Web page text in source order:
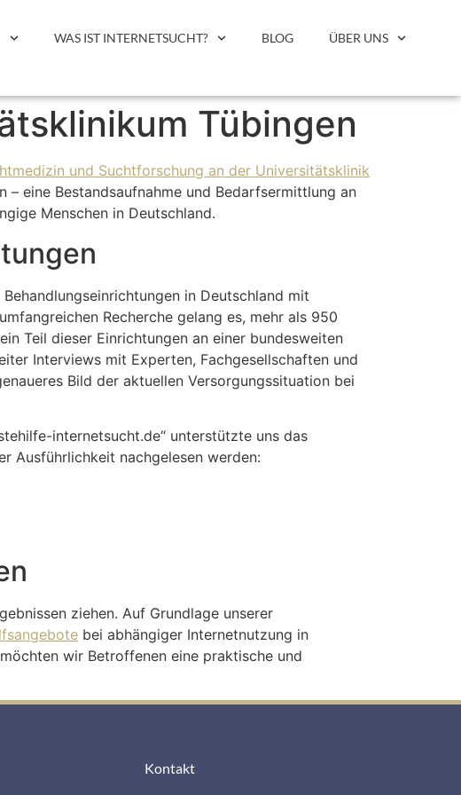
WAS IST INTERNETSUCHT? BLOG ÜBER UNS
Tübingen
und Suchtforschung an der Universitätsklinik
eine Bestandsaufnahme und Bedarfsermittlung an
Menschen in Deutschland.
in Deutschland mit
Recherche gelang es, mehr als 950
Teil dieser Einrichtungen an einer bundesweiten
Interviews mit Experten, Fachgesellschaften und
Bild der aktuellen Versorgungssituation bei
internetsucht.de“ unterstützte uns das
Ausführlichkeit nachgelesen werden:
ziehen. Auf Grundlage unserer
bei abhängiger Internetnutzung in
wir Betroffenen eine praktische und
Kontakt